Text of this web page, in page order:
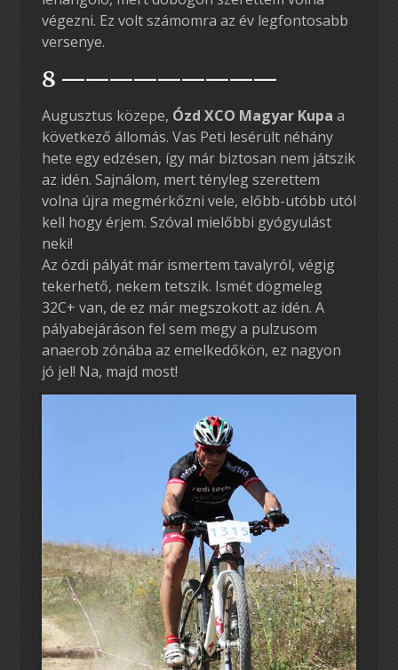
végezni. Ez volt számomra az év legfontosabb
versenye.
8 —————————
Augusztus közepe, Ózd XCO Magyar Kupa a
következő állomás. Vas Peti lesérült néhány
hete egy edzésen, így már biztosan nem játszik
az idén. Sajnálom, mert tényleg szerettem
volna újra megmérkőzni vele, előbb-utóbb utól
kell hogy érjem. Szóval mielőbbi gyógyulást
neki!
Az ózdi pályát már ismertem tavalyról, végig
tekerhető, nekem tetszik. Ismét dögmeleg
32C+ van, de ez már megszokott az idén. A
pályabejáráson fel sem megy a pulzusom
anaerob zónába az emelkedőkön, ez nagyon
jó jel! Na, majd most!